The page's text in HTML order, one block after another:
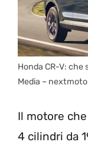
Honda CR-V: che
Media –
Il motore
4 cilindri da